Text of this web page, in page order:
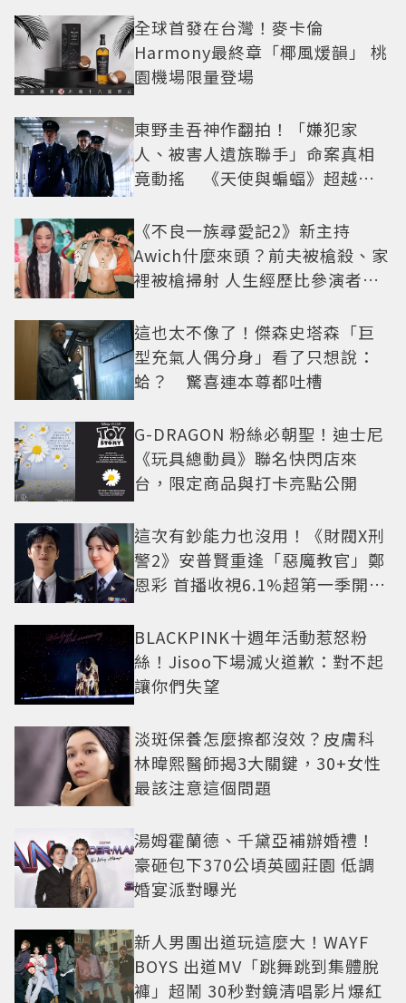
全球首發在台灣！麥卡倫
Harmony最終章「椰風煖韻」 桃
園機場限量登場
東野圭吾神作翻拍！「嫌犯家
人、被害人遺族聯手」命案真相
竟動搖 《天使與蝙蝠》超越懸
《不良一族尋愛記2》新主持
Awich什麼來頭？前夫被槍殺、家
裡被槍掃射 人生經歷比參演者還
這也太不像了！傑森史塔森「巨
型充氣人偶分身」看了只想說：
蛤？ 驚喜連本尊都吐槽
G-DRAGON 粉絲必朝聖！迪士尼
《玩具總動員》聯名快閃店來
台，限定商品與打卡亮點公開
這次有鈔能力也沒用！《財閥X刑
警2》安普賢重逢「惡魔教官」鄭
恩彩 首播收視6.1%超第一季開紅
BLACKPINK十週年活動惹怒粉
絲！Jisoo下場滅火道歉：對不起
讓你們失望
淡斑保養怎麼擦都沒效？皮膚科
林暐熙醫師揭3大關鍵，30+女性
最該注意這個問題
湯姆霍蘭德、千黛亞補辦婚禮！
豪砸包下370公頃英國莊園 低調
婚宴派對曝光
新人男團出道玩這麼大！WAYF
BOYS 出道MV「跳舞跳到集體脫
褲」超鬧 30秒對鏡清唱影片爆紅